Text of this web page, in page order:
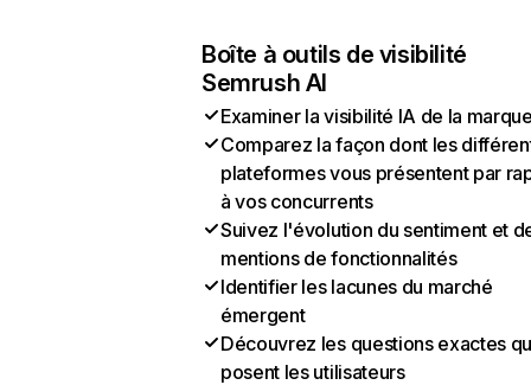
Boîte à outils de visibilité
Semrush AI
Examiner la visibilité IA de la
Comparez la façon dont les
plateformes vous présentent par
à vos concurrents
Suivez l'évolution du sentiment et
mentions de fonctionnalités
Identifier les lacunes du marché
émergent
Découvrez les questions exactes
posent les utilisateurs